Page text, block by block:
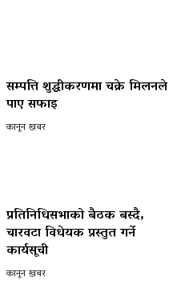
सम्पत्ति शुद्धीकरणमा चक्रे मिलनले
पाए सफाइ
कानून खबर
प्रतिनिधिसभाको बैठक बस्दै,
चारवटा विधेयक प्रस्तुत गर्ने
कार्यसूची
कानून खबर